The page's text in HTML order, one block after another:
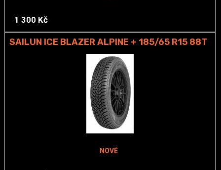
1 300 Kč
SAILUN ICE BLAZER ALPINE + 185/65 R15 88T
NOVÉ